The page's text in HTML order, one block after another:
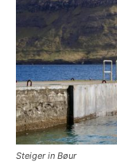
Steiger in Bøur